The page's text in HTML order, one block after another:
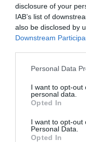
disclosure of your
IAB’s list of
also be disclosed by
Downstream
Personal Data
I want to opt-out
personal data.
Opted In
I want to opt-out
Personal Data.
Opted In